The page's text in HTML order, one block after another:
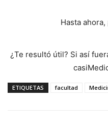
Hasta
¿Te resultó útil? Si así
ETIQUETAS facultad